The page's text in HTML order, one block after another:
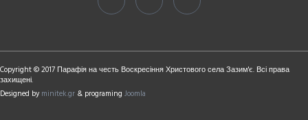
Copyright © 2017 Парафія на честь Воскресіння Христового села Зазим'є. Всі права
захищені.
Designed by minitek.gr & programing Joomla